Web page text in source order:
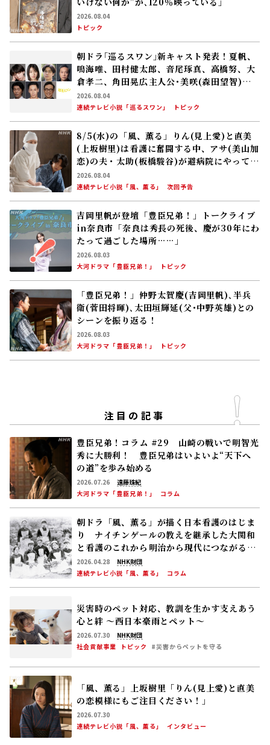
2026.08.04
トピック
朝ドラ｢巡るスワン｣新キャスト発表！夏帆、
鳴海唯、田村健太郎、音尾琢真、高橋努、大
倉孝二、角田晃広――主人公･美咲(森田望智)が
交流する警察署の人々 2027年度前期放送
2026.08.04
連続テレビ小説「巡るスワン」
トピック
8/5(水)の「風、薫る」りん(見上愛)と直美
(上坂樹里)は看護に奮闘する中、アサ(美山加
恋)の夫・太助(板橋駿谷)が避病院にやってく
る
2026.08.04
連続テレビ小説「風、薫る」
次回予告
吉岡里帆が登壇「豊臣兄弟！」トークライブ
in奈良市「奈良は秀長の死後、慶が30年にわ
たって過ごした場所……」
2026.08.03
大河ドラマ「豊臣兄弟！」
トピック
「豊臣兄弟！」仲野太賀――慶(吉岡里帆)､半兵
衛(菅田将暉)､太田垣輝延(父･中野英雄)との
シーンを振り返る！
2026.08.03
大河ドラマ「豊臣兄弟！」
トピック
注目の記事
豊臣兄弟！コラム #29 山崎の戦いで明智光
秀に大勝利！ 豊臣兄弟はいよいよ“天下へ
の道”を歩み始める
2026.07.26
遠藤珠紀
大河ドラマ「豊臣兄弟！」
コラム
朝ドラ「風、薫る」が描く日本看護のはじま
り ナイチンゲールの教えを継承した大関和
と看護のこれから――明治から現代につながる道
【後編】
2026.04.28
NHK財団
連続テレビ小説「風、薫る」
コラム
災害時のペット対応、教訓を生かす――支えあう
心と絆 〜西日本豪雨とペット〜
2026.07.30
NHK財団
社会貢献事業
トピック #災害からペットを守る
「風、薫る」上坂樹里「りん(見上愛)と直美
の恋模様にもご注目ください！」
2026.07.30
連続テレビ小説「風、薫る」
インタビュー